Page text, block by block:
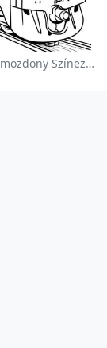
Színes Vonatmozdony Színezőlap